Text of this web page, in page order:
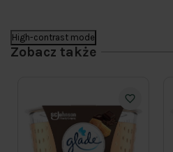
High-contrast mode
Zobacz także